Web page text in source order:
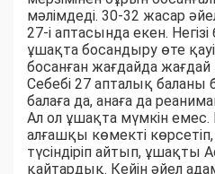
мәлімдеді. 30-32 жасар
27-і аптасында екен.
ұшақта босандыру өте
босанған жағдайда жағдай
Себебі 27 апталық баланы
балаға да, анаға да
Ал ол ұшақта мүмкін емес.
алғашқы көмекті
түсіндіріп айтып, ұшақты
қайтардық. Кейін әйел